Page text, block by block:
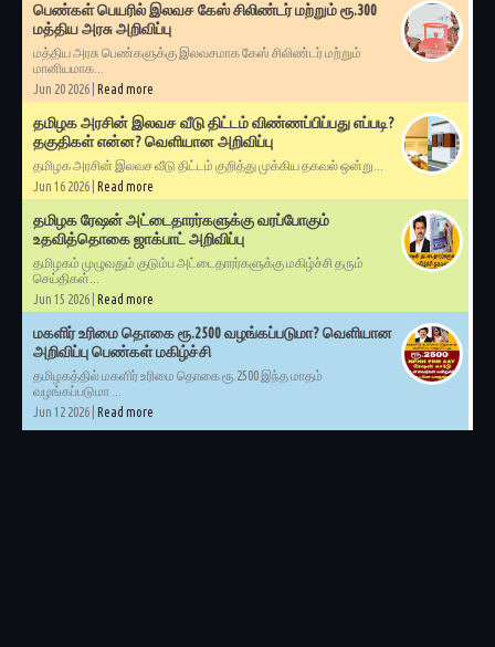
பெண்கள் பெயரில் இலவச கேஸ் சிலிண்டர் மற்றும் ரூ.300
மத்திய அரசு அறிவிப்பு
மத்திய அரசு பெண்களுக்கு இலவசமாக கேஸ் சிலிண்டர் மற்றும்
மானியமாக...
Jun 20 2026 | Read more
தமிழக அரசின் இலவச வீடு திட்டம் விண்ணப்பிப்பது எப்படி?
தகுதிகள் என்ன? வெளியான அறிவிப்பு
தமிழக அரசின் இலவச வீடு திட்டம் குறித்து முக்கிய தகவல் ஒன்று...
Jun 16 2026 | Read more
தமிழக ரேஷன் அட்டைதாரர்களுக்கு வரப்போகும்
உதவித்தொகை ஜாக்பாட் அறிவிப்பு
தமிழகம் முழுவதும் குடும்ப அட்டைதாரர்களுக்கு மகிழ்ச்சி தரும்
செய்திகள்...
Jun 15 2026 | Read more
மகளிர் உரிமை தொகை ரூ.2500 வழங்கப்படுமா? வெளியான
அறிவிப்பு பெண்கள் மகிழ்ச்சி
தமிழகத்தில் மகளிர் உரிமை தொகை ரூ.2500 இந்த மாதம்
வழங்கப்படுமா ...
Jun 12 2026 | Read more